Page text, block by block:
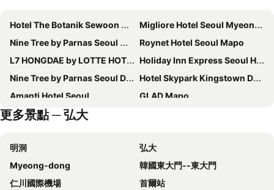
Hotel The Botanik Sewoon Myeongdong
Migliore Hotel Seoul Myeongdong
Nine Tree by Parnas Seoul Myeongdong 2
Roynet Hotel Seoul Mapo
L7 HONGDAE by LOTTE HOTELS
Holiday Inn Express Seoul Hongdae By Ihg
Nine Tree by Parnas Seoul Dongdaemun
Hotel Skypark Kingstown Dongdaemun
Amanti Hotel Seoul
GLAD Mapo
Nine Tree by Parnas Seoul Myeongdong 1
Homes Stay Myeongdong
Mercure Ambassador Seoul Hongdae
Solaria Nishitetsu Hotel Seoul Myeongdong
Fairfield by Marriott Seoul
Novotel Suites Ambassador Seoul Yongsan
Sotetsu Hotels The Splaisir Seoul Myeongdong
更多景點 ─ 弘大
明洞
弘大
Myeong-dong
韓國東大門--東大門
仁川國際機場
首爾站